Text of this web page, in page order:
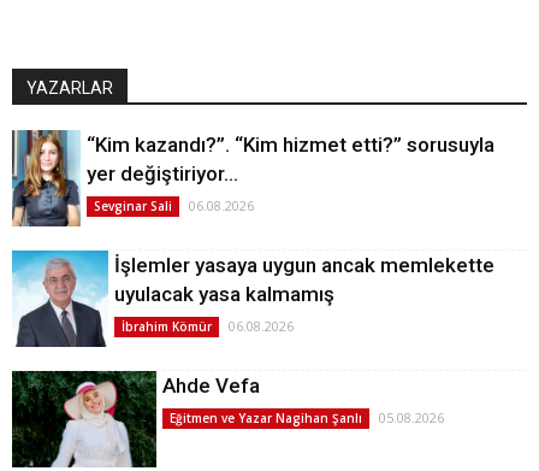
YAZARLAR
“Kim kazandı?”. “Kim hizmet etti?” sorusuyla
yer değiştiriyor…
Sevginar Sali 06.08.2026
İşlemler yasaya uygun ancak memlekette
uyulacak yasa kalmamış
İbrahim Kömür 06.08.2026
Ahde Vefa
Eğitmen ve Yazar Nagihan Şanlı 05.08.2026